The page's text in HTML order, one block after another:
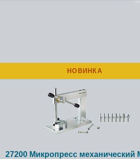
НОВИНКА
27200 Микропресс механический